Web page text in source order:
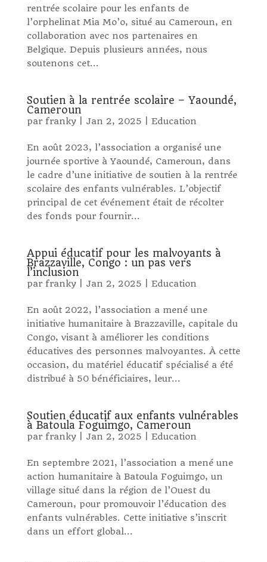
rentrée scolaire pour les enfants de
l’orphelinat Mia Mo’o, situé au Cameroun, en
collaboration avec nos partenaires en
Belgique. Depuis plusieurs années, nous
soutenons cet...
Soutien à la rentrée scolaire – Yaoundé,
Cameroun
par franky| Jan 2, 2025 Education
En août 2023, l’association a organisé une
journée sportive à Yaoundé, Cameroun, dans
le cadre d’une initiative de soutien à la rentrée
scolaire des enfants vulnérables. L’objectif
principal de cet événement était de récolter
des fonds pour fournir...
Appui éducatif pour les malvoyants à
Brazzaville, Congo : un pas vers
l’inclusion
par franky| Jan 2, 2025 Education
En août 2022, l’association a mené une
initiative humanitaire à Brazzaville, capitale du
Congo, visant à améliorer les conditions
éducatives des personnes malvoyantes. À cette
occasion, du matériel éducatif spécialisé a été
distribué à 50 bénéficiaires, leur...
Soutien éducatif aux enfants vulnérables
à Batoula Foguimgo, Cameroun
par franky| Jan 2, 2025 Education
En septembre 2021, l’association a mené une
action humanitaire à Batoula Foguimgo, un
village situé dans la région de l’Ouest du
Cameroun, pour promouvoir l’éducation des
enfants vulnérables. Cette initiative s’inscrit
dans un effort global...